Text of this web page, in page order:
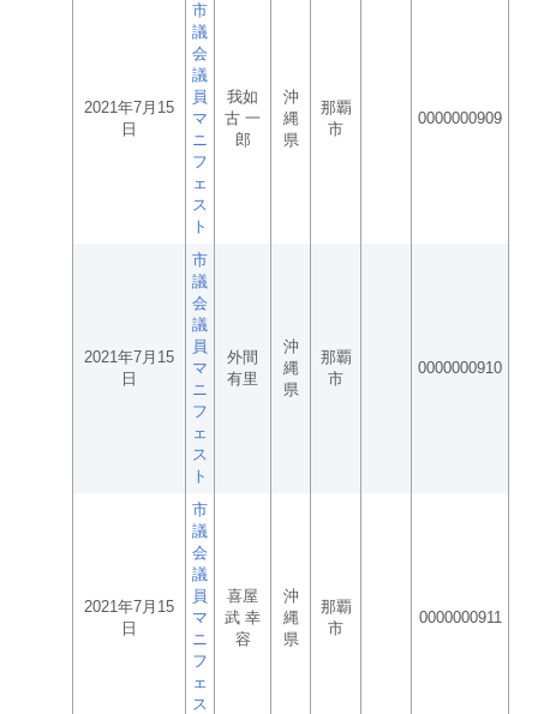
2021年7月15
日
市
議
会
議
員
マ
ニ
フ
ェ
ス
ト
我如
古 一
郎
沖
縄
県
那覇
市
0000000909
2021年7月15
日
市
議
会
議
員
マ
ニ
フ
ェ
ス
ト
外間
有里
沖
縄
県
那覇
市
0000000910
2021年7月15
日
市
議
会
議
員
マ
ニ
フ
ェ
ス
喜屋
武 幸
容
沖
縄
県
那覇
市
0000000911